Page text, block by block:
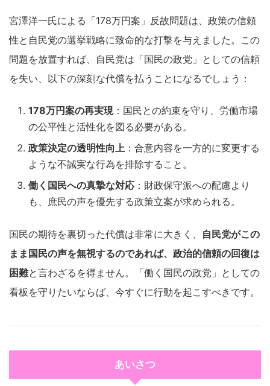
宮澤洋一氏による「178万円案」反故問題は、政策の信頼
性と自民党の選挙戦略に致命的な打撃を与えました。この
問題を放置すれば、自民党は「国民の政党」としての信頼
を失い、以下の深刻な代償を払うことになるでしょう：
178万円案の再実現：国民との約束を守り、労働市場
の公平性と活性化を図る必要がある。
政策決定の透明性向上 ：合意内容を一方的に変更する
ような不誠実な行為を排除すること。
働く国民への真摯な対応 ：財政保守派への配慮より
も、庶民の声を優先する政策立案が求められる。
国民の期待を裏切った代償は非常に大きく、 自民党がこの
まま国民の声を無視するのであれば、政治的信頼の回復は
困難と言わざるを得ません。「働く国民の政党」としての
看板を守りたいならば、今すぐに行動を起こすべきです。
あいさつ